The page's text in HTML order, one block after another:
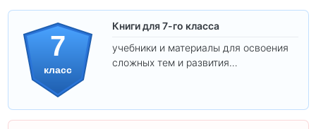
7
класс
Книги для 7-го класса
учебники и материалы для освоения
сложных тем и развития